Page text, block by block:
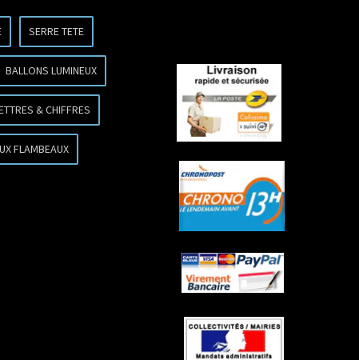
SERRE TETE
BALLONS LUMINEUX
& CHIFFRES
FLAMBEAUX